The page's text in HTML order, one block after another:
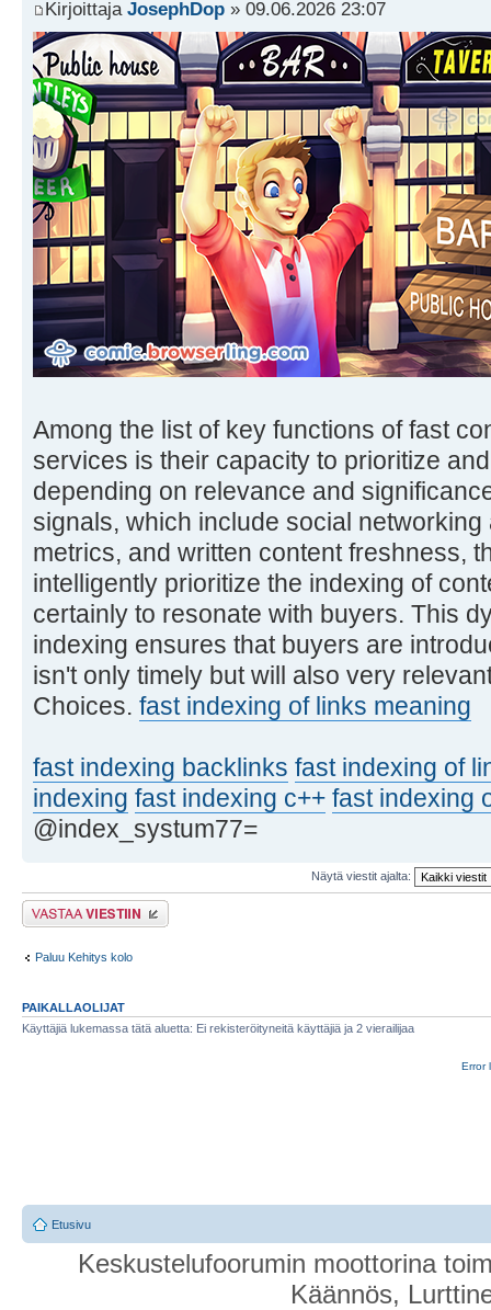
Kirjoittaja JosephDop » 09.06.2026 23:07
Among the list of key functions of fast
services is their capacity to prioritize
depending on relevance and
signals, which include social
metrics, and written content freshness,
intelligently prioritize the indexing of
certainly to resonate with buyers. This
indexing ensures that buyers are
isn't only timely but will also very
Choices. fast indexing of links meaning
fast indexing backlinks fast indexing of
indexing fast indexing c++ fast indexing
@index_systum77=
Näytä viestit ajalta:
Lähetä vastaus
Paluu Kehitys kolo
PAIKALLAOLIJAT
Käyttäjiä lukemassa tätä aluetta: Ei rekisteröityneitä käyttäjiä ja 2 vierailijaa
Error
Etusivu
Keskustelufoorumin moottorina
Käännös,